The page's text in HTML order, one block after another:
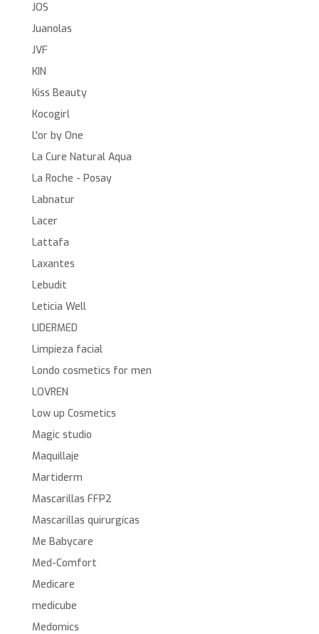
JOS
Juanolas
JVF
KIN
Kiss Beauty
Kocogirl
L'or by One
La Cure Natural Aqua
La Roche - Posay
Labnatur
Lacer
Lattafa
Laxantes
Lebudit
Leticia Well
LIDERMED
Limpieza facial
Londo cosmetics for men
LOVREN
Low up Cosmetics
Magic studio
Maquillaje
Martiderm
Mascarillas FFP2
Mascarillas quirurgícas
Me Babycare
Med-Comfort
Medicare
medicube
Medomics